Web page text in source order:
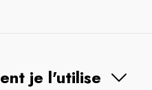
je l'utilise